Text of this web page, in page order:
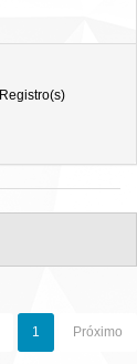
Registro(s)
1 Próximo